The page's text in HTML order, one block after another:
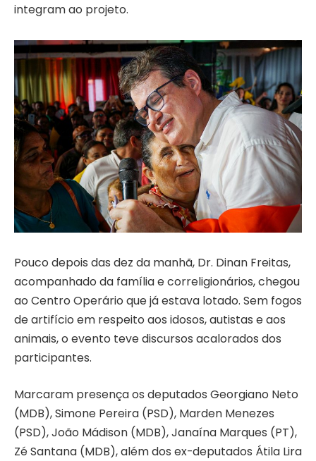
integram ao projeto.
Pouco depois das dez da manhã, Dr. Dinan Freitas,
acompanhado da família e correligionários, chegou
ao Centro Operário que já estava lotado. Sem fogos
de artifício em respeito aos idosos, autistas e aos
animais, o evento teve discursos acalorados dos
participantes.
Marcaram presença os deputados Georgiano Neto
(MDB), Simone Pereira (PSD), Marden Menezes
(PSD), João Mádison (MDB), Janaína Marques (PT),
Zé Santana (MDB), além dos ex-deputados Átila Lira